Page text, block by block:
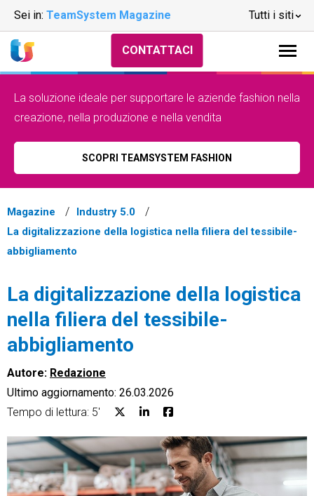
Sei in: TeamSystem Magazine Tutti i siti
Email Marketing
Fatturazione
CONTATTACI
La soluzione ideale per supportare le aziende fashion nella
creazione, nella produzione e nella vendita
SCOPRI TEAMSYSTEM FASHION
Magazine
Industry 5.0
La digitalizzazione della logistica nella filiera del tessibile-
abbigliamento
La digitalizzazione della logistica
nella filiera del tessibile-
abbigliamento
Autore: Redazione
Ultimo aggiornamento: 26.03.2026
Tempo di lettura: 5'